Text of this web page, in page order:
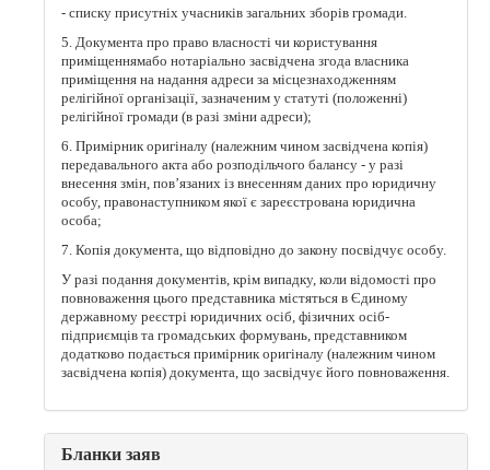
- списку присутніх учасників загальних зборів громади.
5. Документа про право власності чи користування
приміщеннямабо нотаріально засвідчена згода власника
приміщення на надання адреси за місцезнаходженням
релігійної організації, зазначеним у статуті (положенні)
релігійної громади (в разі зміни адреси);
6. Примірник оригіналу (належним чином засвідчена копія)
передавального акта або розподільчого балансу - у разі
внесення змін, пов’язаних із внесенням даних про юридичну
особу, правонаступником якої є зареєстрована юридична
особа;
7. Копія документа, що відповідно до закону посвідчує особу.
У разі подання документів, крім випадку, коли відомості про
повноваження цього представника містяться в Єдиному
державному реєстрі юридичних осіб, фізичних осіб-
підприємців та громадських формувань, представником
додатково подається примірник оригіналу (належним чином
засвідчена копія) документа, що засвідчує його повноваження.
Бланки заяв